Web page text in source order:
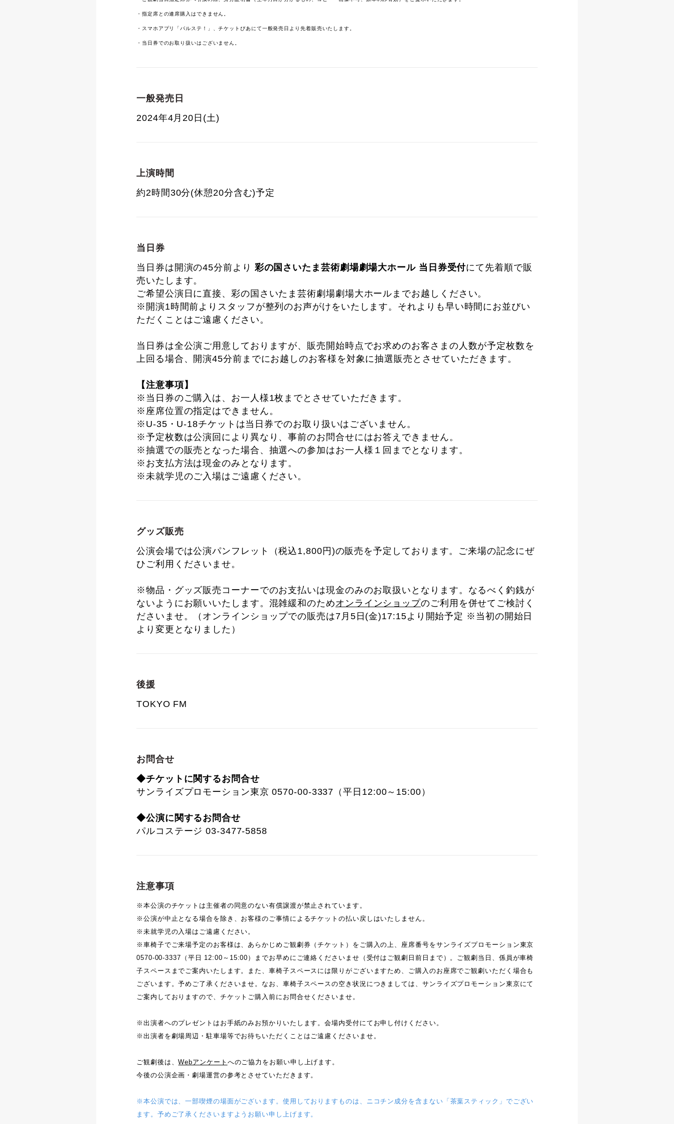
・指定席との連席購入はできません。
・スマホアプリ「パルステ！」、チケットぴあにて一般発売日より先着販売いたします。
・当日券でのお取り扱いはございません。
一般発売日
2024年4月20日(土)
上演時間
約2時間30分(休憩20分含む)予定
当日券
当日券は開演の45分前より 彩の国さいたま芸術劇場劇場大ホール 当日券受付にて先着順で販
売いたします。
ご希望公演日に直接、彩の国さいたま芸術劇場劇場大ホールまでお越しください。
※開演1時間前よりスタッフが整列のお声がけをいたします。それよりも早い時間にお並びい
ただくことはご遠慮ください。
当日券は全公演ご用意しておりますが、販売開始時点でお求めのお客さまの人数が予定枚数を
上回る場合、開演45分前までにお越しのお客様を対象に抽選販売とさせていただきます。
【注意事項】
※当日券のご購入は、お一人様1枚までとさせていただきます。
※座席位置の指定はできません。
※U-35・U-18チケットは当日券でのお取り扱いはございません。
※予定枚数は公演回により異なり、事前のお問合せにはお答えできません。
※抽選での販売となった場合、抽選への参加はお一人様１回までとなります。
※お支払方法は現金のみとなります。
※未就学児のご入場はご遠慮ください。
グッズ販売
公演会場では公演パンフレット（税込1,800円)の販売を予定しております。ご来場の記念にぜ
ひご利用くださいませ。
※物品・グッズ販売コーナーでのお支払いは現金のみのお取扱いとなります。なるべく釣銭が
ないようにお願いいたします。混雑緩和のためオンラインショップのご利用を併せてご検討く
ださいませ。（オンラインショップでの販売は7月5日(金)17:15より開始予定 ※当初の開始日
より変更となりました）
後援
TOKYO FM
お問合せ
◆チケットに関するお問合せ
サンライズプロモーション東京 0570-00-3337（平日12:00～15:00）
◆公演に関するお問合せ
パルコステージ 03-3477-5858
注意事項
※本公演のチケットは主催者の同意のない有償譲渡が禁止されています。
※公演が中止となる場合を除き、お客様のご事情によるチケットの払い戻しはいたしません。
※未就学児の入場はご遠慮ください。
※車椅子でご来場予定のお客様は、あらかじめご観劇券（チケット）をご購入の上、座席番号をサンライズプロモーション東京
0570-00-3337（平日 12:00～15:00）までお早めにご連絡くださいませ（受付はご観劇日前日まで）。ご観劇当日、係員が車椅
子スペースまでご案内いたします。また、車椅子スペースには限りがございますため、ご購入のお座席でご観劇いただく場合も
ございます。予めご了承くださいませ。なお、車椅子スペースの空き状況につきましては、サンライズプロモーション東京にて
ご案内しておりますので、チケットご購入前にお問合せくださいませ。
※出演者へのプレゼントはお手紙のみお預かりいたします。会場内受付にてお申し付けください。
※出演者を劇場周辺・駐車場等でお待ちいただくことはご遠慮くださいませ。
ご観劇後は、Webアンケート へのご協力をお願い申し上げます。
今後の公演企画・劇場運営の参考とさせていただきます。
※本公演では、一部喫煙の場面がございます。使用しておりますものは、ニコチン成分を含まない「茶葉スティック」でござい
ます。予めご了承くださいますようお願い申し上げます。